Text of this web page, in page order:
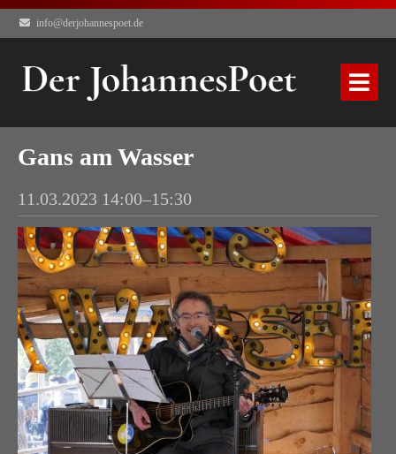
info@derjohannespoet.de
Gans am Wasser
11.03.2023 14:00–15:30